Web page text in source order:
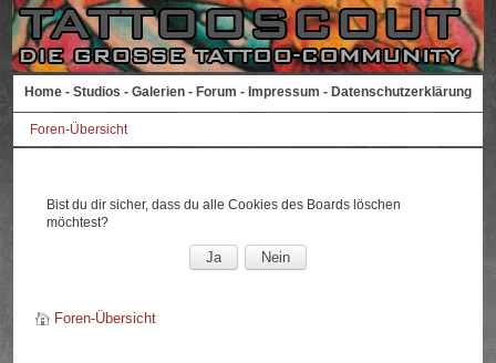
Home - Studios - Galerien - Forum - Impressum - Datenschutzerklärung
Foren-Übersicht
Bist du dir sicher, dass du alle Cookies des Boards löschen
möchtest?
Foren-Übersicht